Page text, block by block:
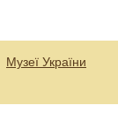
Музеї України